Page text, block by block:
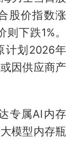
股价指数涨
下跌1%。
计划2026年
因供应商产
专属AI内存
模型内存瓶